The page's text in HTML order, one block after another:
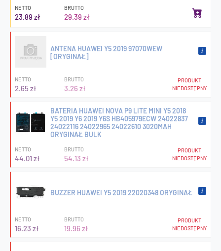
NETTO
23.89 zł
BRUTTO
29.39 zł
ANTENA HUAWEI Y5 2019 97070WEW
[ORYGINAŁ]
NETTO
2.65 zł
BRUTTO
3.26 zł
PRODUKT
NIEDOSTĘPNY
BATERIA HUAWEI NOVA P9 LITE MINI Y5 2018
Y5 2019 Y6 2019 Y6S HB405979ECW 24022837
24022116 24022965 24022610 3020MAH
ORYGINAŁ BULK
NETTO
44.01 zł
BRUTTO
54.13 zł
PRODUKT
NIEDOSTĘPNY
BUZZER HUAWEI Y5 2019 22020348 ORYGINAŁ
NETTO
16.23 zł
BRUTTO
19.96 zł
PRODUKT
NIEDOSTĘPNY